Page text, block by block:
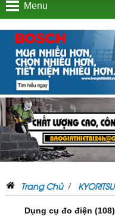
Menu
Trang Chủ KYORITSU
Dụng cụ đo điện (108)